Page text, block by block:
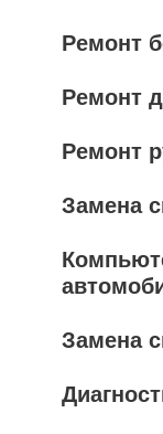
Ремонт
Ремонт
Ремонт
Замена
Замена